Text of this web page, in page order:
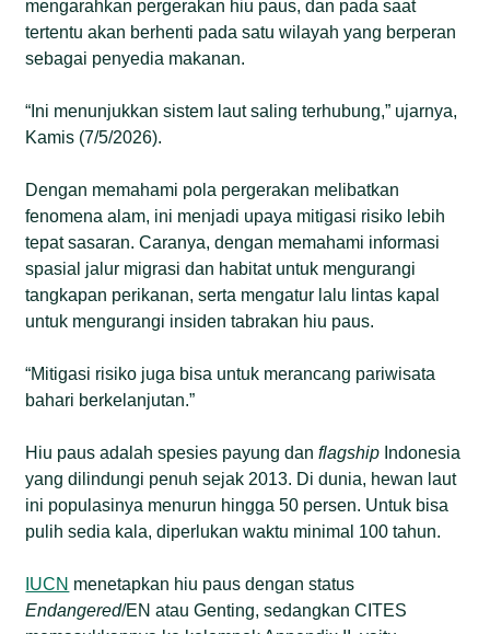
mengarahkan pergerakan hiu paus, dan pada saat
tertentu akan berhenti pada satu wilayah yang berperan
sebagai penyedia makanan.
“Ini menunjukkan sistem laut saling terhubung,” ujarnya,
Kamis (7/5/2026).
Dengan memahami pola pergerakan melibatkan
fenomena alam, ini menjadi upaya mitigasi risiko lebih
tepat sasaran. Caranya, dengan memahami informasi
spasial jalur migrasi dan habitat untuk mengurangi
tangkapan perikanan, serta mengatur lalu lintas kapal
untuk mengurangi insiden tabrakan hiu paus.
“Mitigasi risiko juga bisa untuk merancang pariwisata
bahari berkelanjutan.”
Hiu paus adalah spesies payung danflagship Indonesia
yang dilindungi penuh sejak 2013. Di dunia, hewan laut
ini populasinya menurun hingga 50 persen. Untuk bisa
pulih sedia kala, diperlukan waktu minimal 100 tahun.
IUCN menetapkan hiu paus dengan status
Endangered/EN atau Genting, sedangkan CITES